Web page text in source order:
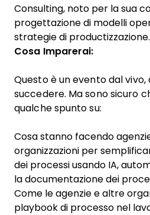
Consulting, noto per la sua
progettazione di modelli
strategie di productizzazione.
Cosa Imparerai:
Questo è un evento dal
succedere. Ma sono sicuro
qualche spunto su:
Cosa stanno facendo
organizzazioni per
dei processi usando IA,
la documentazione dei
Come le agenzie e altre
playbook di processo nel